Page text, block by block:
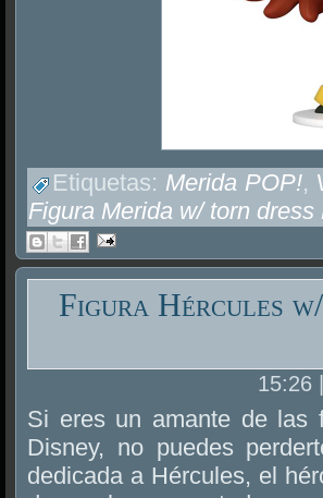
Etiquetas: Merida POP!,
Figura Merida w/ torn dress
Figura Hércules
15:26
Si eres un amante de las
Disney, no puedes
dedicada a Hércules, el